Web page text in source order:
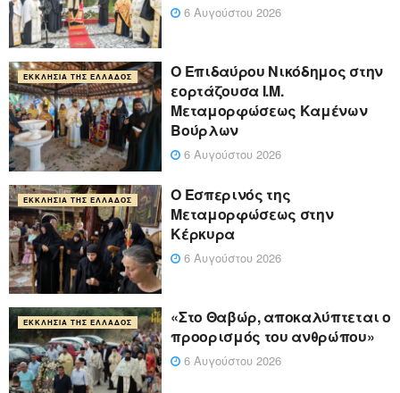
6 Αυγούστου 2026
ΕΚΚΛΗΣΊΑ ΤΗΣ ΕΛΛΆΔΟΣ
Ο Επιδαύρου Νικόδημος στην
εορτάζουσα Ι.Μ.
Μεταμορφώσεως Καμένων
Βούρλων
6 Αυγούστου 2026
ΕΚΚΛΗΣΊΑ ΤΗΣ ΕΛΛΆΔΟΣ
Ο Εσπερινός της
Μεταμορφώσεως στην
Κέρκυρα
6 Αυγούστου 2026
ΕΚΚΛΗΣΊΑ ΤΗΣ ΕΛΛΆΔΟΣ
«Στο Θαβώρ, αποκαλύπτεται ο
προορισμός του ανθρώπου»
6 Αυγούστου 2026